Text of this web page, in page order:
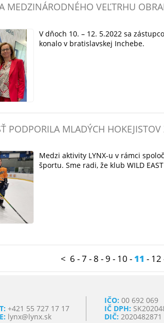
MEDZINÁRODNÉHO VEĽTRHU
V dňoch 10. – 12. 5.2022 sa
konalo v bratislavskej Inchebe.
PODPORILA MLADÝCH
Medzi aktivity LYNX-u v rámci
športu. Sme radi, že klub WILD
< 6 -7 - 8 -9 - 10 - 11 - 12
T: +421 55 727 17 17
E: lynx@lynx.sk
IČO: 00 692 069
IČ DPH:
DIČ: 2020482871